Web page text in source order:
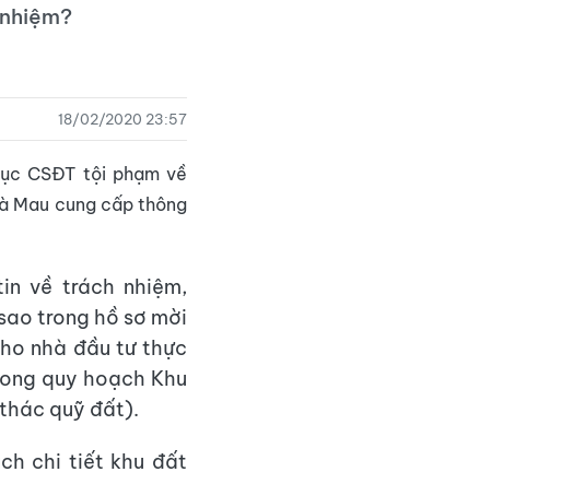
18/02/2020 23:57
CSĐT tội phạm về
Mau cung cấp thông
về trách nhiệm,
trong hồ sơ mời
nhà đầu tư thực
quy hoạch Khu
quỹ đất).
chi tiết khu đất